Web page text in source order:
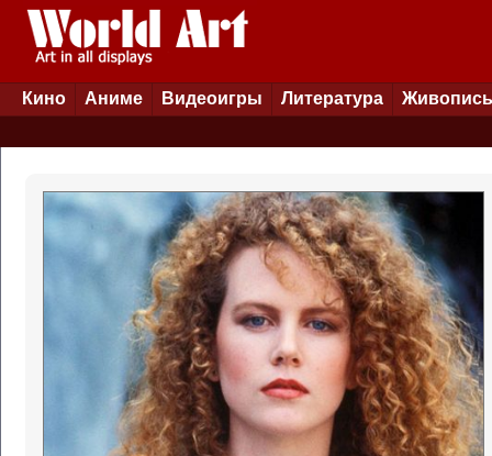
Кино Аниме Видеоигры Литература Живопись